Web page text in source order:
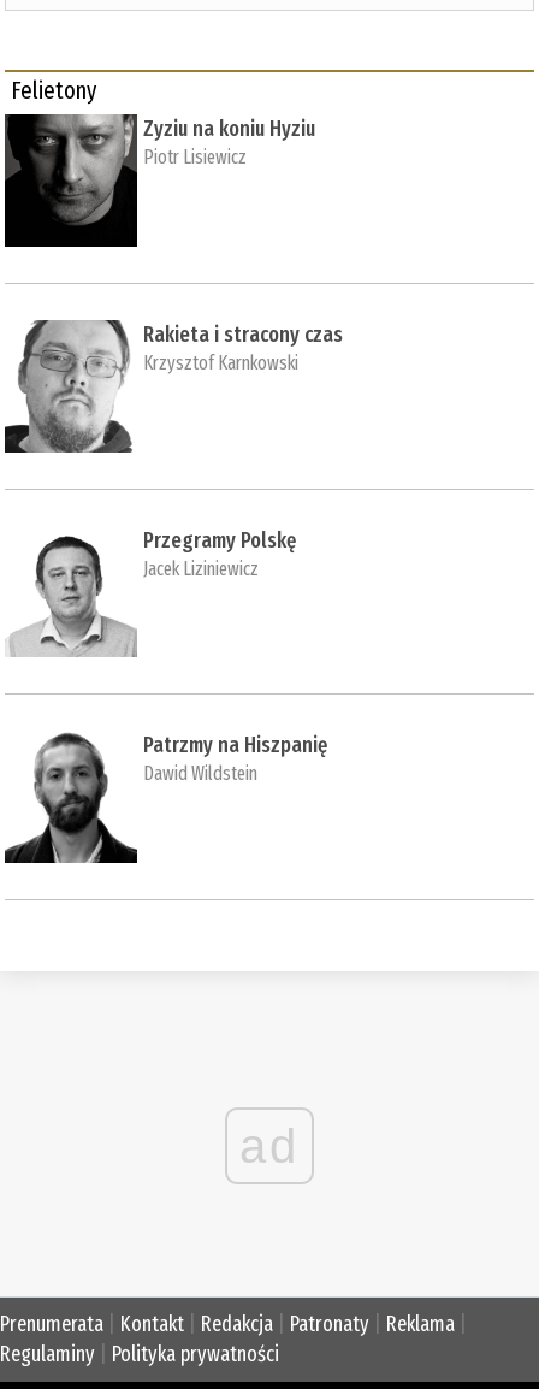
Felietony
Zyziu na koniu Hyziu
Piotr Lisiewicz
Rakieta i stracony czas
Krzysztof Karnkowski
Przegramy Polskę
Jacek Liziniewicz
Patrzmy na Hiszpanię
Dawid Wildstein
ad
Prenumerata Kontakt Redakcja Patronaty Reklama
Regulaminy
Polityka prywatności